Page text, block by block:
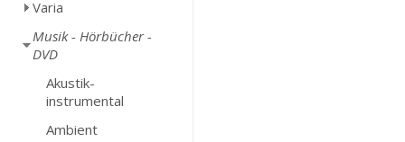
Varia
Musik - Hörbücher -
DVD
Akustik-
instrumental
Ambient